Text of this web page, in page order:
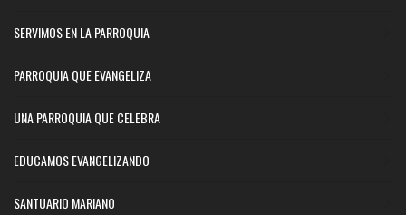
SERVIMOS EN LA PARROQUIA
PARROQUIA QUE EVANGELIZA
UNA PARROQUIA QUE CELEBRA
EDUCAMOS EVANGELIZANDO
SANTUARIO MARIANO